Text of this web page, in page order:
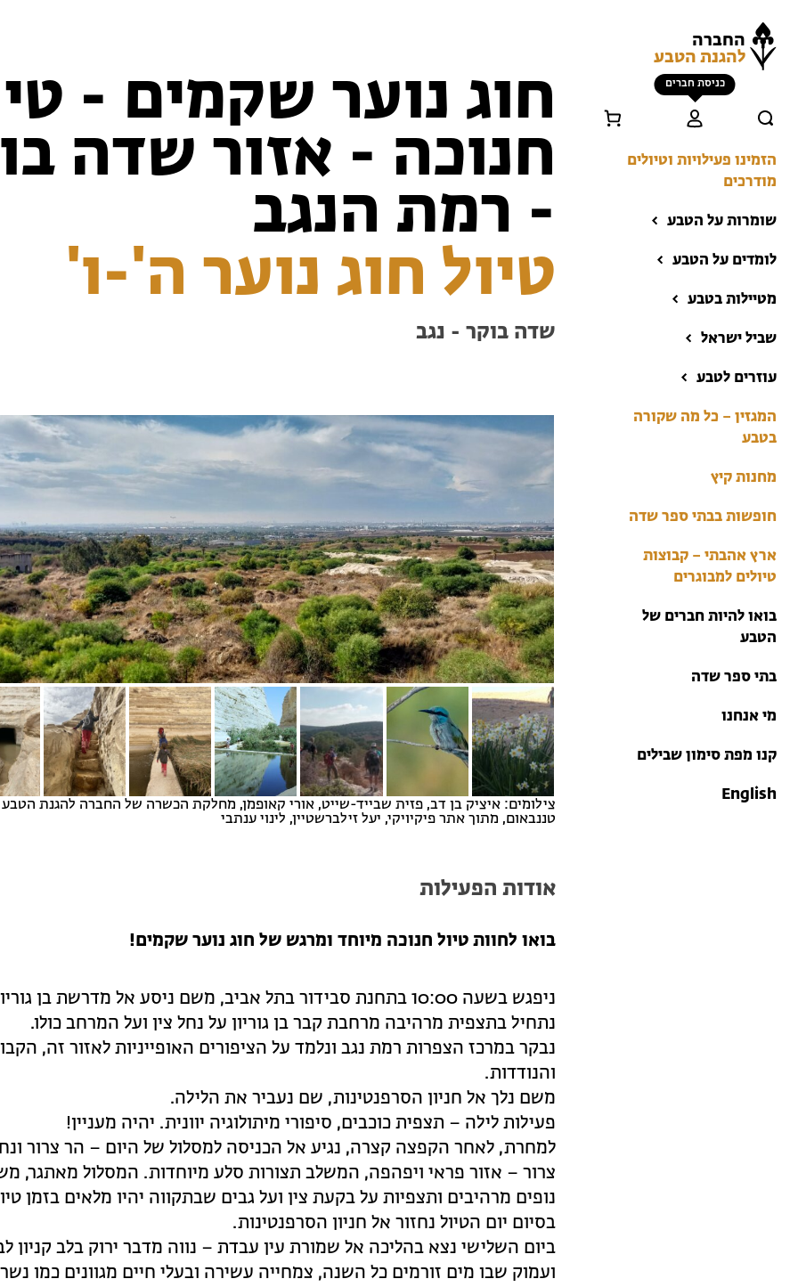
החברה
להגנת הטבע
כניסת חברים
הזמינו פעילויות וטיולים
מודרכים
שומרות על הטבע
לומדים על הטבע
מטיילות בטבע
הזמינו פעילויות וטיולים
טיולים למבוגרים: ארץ
מחנות קיץ
שביל ישראל
עוזרים לטבע
המגזין – כל מה שקורה
בטבע
מחנות קיץ
חופשות בבתי ספר שדה
ארץ אהבתי – קבוצות
טיולים למבוגרים
בואו להיות חברים של
הטבע
בתי ספר שדה
מי אנחנו
קנו מפת סימון שבילים
English
חוג נוער שקמים -
חנוכה - אזור שדה
- רמת הנגב
טיול חוג נוער ה'-ו'
שדה בוקר - נגב
צילומים: איציק בן דב, פזית שבייד-שייט, אורי קאופמן, מחלקת הכשרה של החברה להגנת
טננבאום, מתוך אתר פיקיויקי, יעל זילברשטיין, לינוי ענתבי
אודות הפעילות
בואו לחוות טיול חנוכה מיוחד ומרגש של חוג נוער שקמים!
ניפגש בשעה 10:00 בתחנת סבידור בתל אביב, משם ניסע אל מדרשת בן גוריון.
נתחיל בתצפית מרהיבה מרחבת קבר בן גוריון על נחל צין ועל המרחב כולו.
נבקר במרכז הצפרות רמת נגב ונלמד על הציפורים האופייניות לאזור זה,
והנודדות.
משם נלך אל חניון הסרפנטינות, שם נעביר את הלילה.
פעילות לילה – תצפית כוכבים, סיפורי מיתולוגיה יוונית. יהיה מעניין!
למחרת, לאחר הקפצה קצרה, נגיע אל הכניסה למסלול של היום – הר צרור
צרור – אזור פראי ויפהפה, המשלב תצורות סלע מיוחדות. המסלול מאתגר,
נופים מרהיבים ותצפיות על בקעת צין ועל גבים שבתקווה יהיו מלאים בזמן
בסיום יום הטיול נחזור אל חניון הסרפנטינות.
ביום השלישי נצא בהליכה אל שמורת עין עבדת – נווה מדבר ירוק בלב קניון
ועמוק שבו מים זורמים כל השנה, צמחייה עשירה ובעלי חיים מגוונים כמו